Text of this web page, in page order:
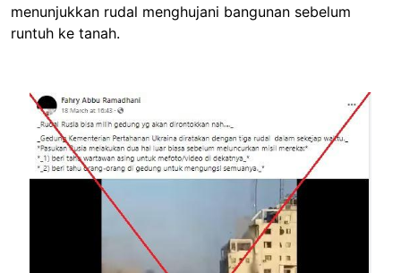
menunjukkan rudal menghujani bangunan sebelum
runtuh ke tanah.
Image